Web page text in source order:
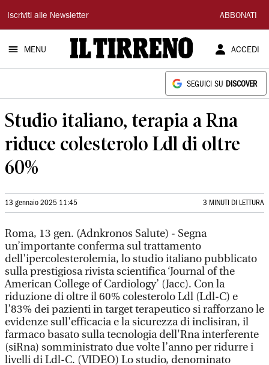
Il
Tirreno
Iscriviti alle Newsletter ABBONATI
MENU ACCEDI
SEGUICI SU DISCOVER
Studio italiano, terapia a Rna
riduce colesterolo Ldl di oltre
60%
13 gennaio 2025 11:45 3 MINUTI DI LETTURA
Roma, 13 gen. (Adnkronos Salute) - Segna
un’importante conferma sul trattamento
dell'ipercolesterolemia, lo studio italiano pubblicato
sulla prestigiosa rivista scientifica ‘Journal of the
American College of Cardiology’ (Jacc). Con la
riduzione di oltre il 60% colesterolo Ldl (Ldl-C) e
l’83% dei pazienti in target terapeutico si rafforzano le
evidenze sull'efficacia e la sicurezza di inclisiran, il
farmaco basato sulla tecnologia dell'Rna interferente
(siRna) somministrato due volte l’anno per ridurre i
livelli di Ldl-C. (VIDEO) Lo studio, denominato